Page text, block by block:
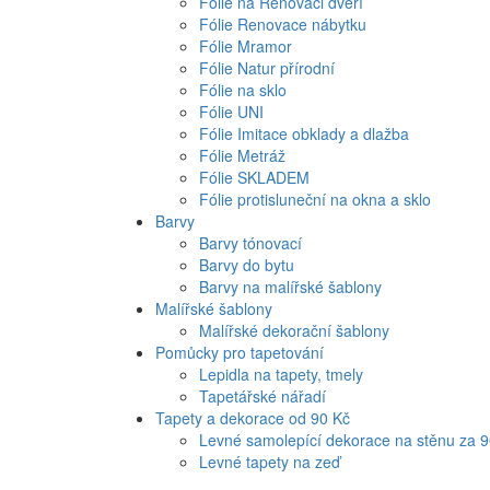
Fólie Renovace nábytku
Fólie Mramor
Fólie Natur přírodní
Fólie na sklo
Fólie UNI
Fólie Imitace obklady a dlažba
Fólie Metráž
Fólie SKLADEM
Fólie protisluneční na okna a sklo
Barvy
Barvy tónovací
Barvy do bytu
Barvy na malířské šablony
Malířské šablony
Malířské dekorační šablony
Pomůcky pro tapetování
Lepidla na tapety, tmely
Tapetářské nářadí
Tapety a dekorace od 90 Kč
Levné samolepící dekorace na stěnu za
Levné tapety na zeď